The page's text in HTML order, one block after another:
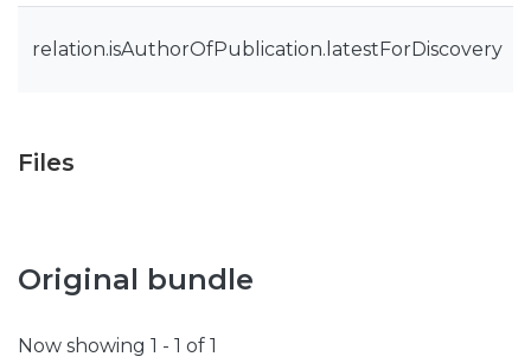
relation.isAuthorOfPublication.latestForDiscovery
Files
Original bundle
Now showing 1 - 1 of 1